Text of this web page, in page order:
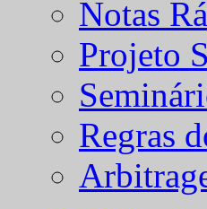
Notas
Projeto
Regras